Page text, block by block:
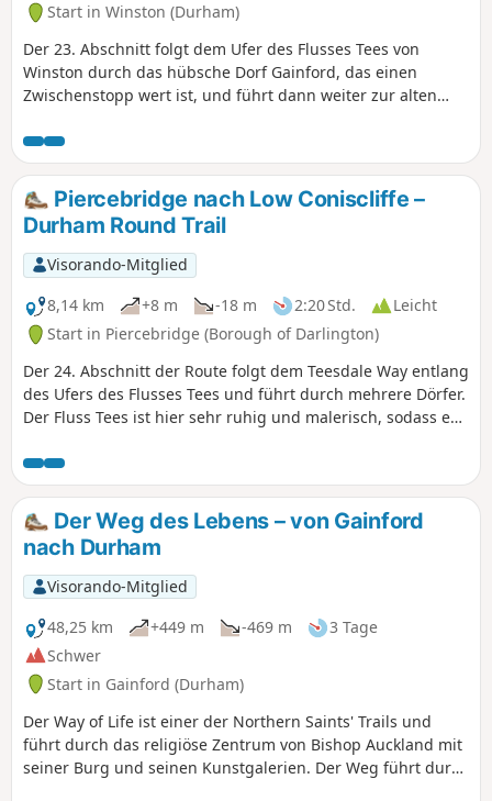
Start in Winston (Durham)
Der 23. Abschnitt folgt dem Ufer des Flusses Tees von
Winston durch das hübsche Dorf Gainford, das einen
Zwischenstopp wert ist, und führt dann weiter zur alten
Brücke.
Piercebridge nach Low Coniscliffe –
Durham Round Trail
Visorando-Mitglied
8,14 km
+8 m -18 m 2:20 Std.
Leicht
Start in Piercebridge (Borough of Darlington)
Der 24. Abschnitt der Route folgt dem Teesdale Way entlang
des Ufers des Flusses Tees und führt durch mehrere Dörfer.
Der Fluss Tees ist hier sehr ruhig und malerisch, sodass es
genießen.
Der Weg des Lebens – von Gainford
nach Durham
Visorando-Mitglied
48,25 km
+449 m -469 m
3 Tage
Schwer
Start in Gainford (Durham)
Der Way of Life ist einer der Northern Saints' Trails und
führt durch das religiöse Zentrum von Bishop Auckland mit
seiner Burg und seinen Kunstgalerien. Der Weg führt durch